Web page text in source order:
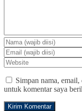
Simpan nama,
untuk komentar saya